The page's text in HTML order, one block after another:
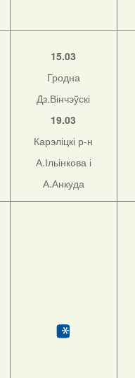
15.03
Гродна
Дз.Вінчэўскі
19.03
Карэліцкі р-н
А.Ільінкова і
А.Анкуда